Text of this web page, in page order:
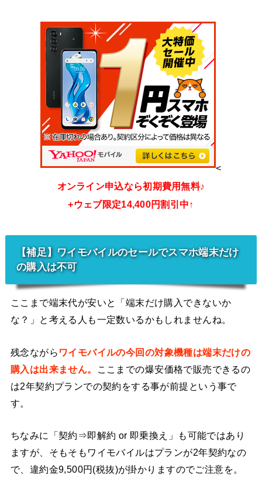
<
オンライン申込なら初期費用無料♪
+ウェブ限定14,400円割引中↑
【補足】ワイモバイルのセールでスマホ端末だけ
の購入は不可
ここまで端末代が安いと「端末だけ購入できないか
な？」と考える人も一定数いるかもしれませんね。
残念ながら ワイモバイルの今回の対象機種は端末だけの
購入は出来ません。
ここまでの爆安価格で販売できるの
は2年契約プランでの契約をする事が前提という事で
す。
ちなみに「契約⇒即解約 or 即乗換え」も可能ではあり
ますが、そもそもワイモバイルはプランが2年契約なの
で、違約金9,500円(税抜)が掛かりますのでご注意を。